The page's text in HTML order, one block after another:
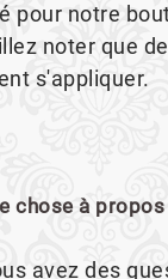
pour notre
noter que
s'appliquer.
chose à
avez des